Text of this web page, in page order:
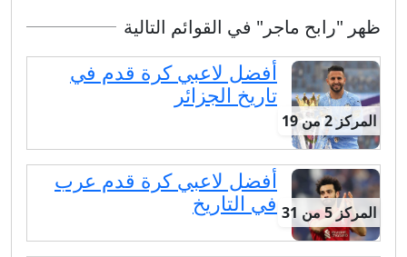
ظهر "رابح ماجر" في القوائم التالية
المركز 2 من 19
أفضل لاعبي كرة قدم في
تاريخ الجزائر
المركز 5 من 31
أفضل لاعبي كرة قدم عرب
في التاريخ